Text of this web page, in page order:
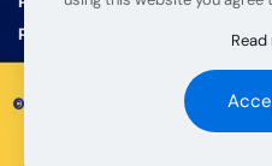
Perguntas Frequentes
© 2008 – 2026
Todos os